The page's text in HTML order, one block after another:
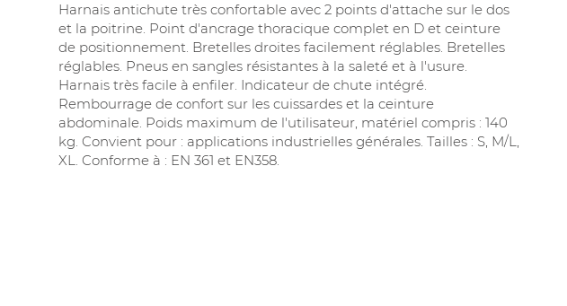
Harnais antichute très confortable avec 2 points d'attache sur le dos
et la poitrine. Point d'ancrage thoracique complet en D et ceinture
de positionnement. Bretelles droites facilement réglables. Bretelles
réglables. Pneus en sangles résistantes à la saleté et à l'usure.
Harnais très facile à enfiler. Indicateur de chute intégré.
Rembourrage de confort sur les cuissardes et la ceinture
abdominale. Poids maximum de l'utilisateur, matériel compris : 140
kg. Convient pour : applications industrielles générales. Tailles : S, M/L,
XL. Conforme à : EN 361 et EN358.